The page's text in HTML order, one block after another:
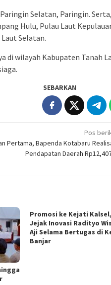
Selatan, Paringin. Serta,
Hulu, Pulau Laut
Selatan.
di wilayah Kabupaten Tanah
SEBARKAN
Pos
Pertama, Bapenda Kotabaru
Pendapatan Daerah
Promosi ke Kejati
Jejak Inovasi Radityo
Aji Selama Bertugas di
Banjar